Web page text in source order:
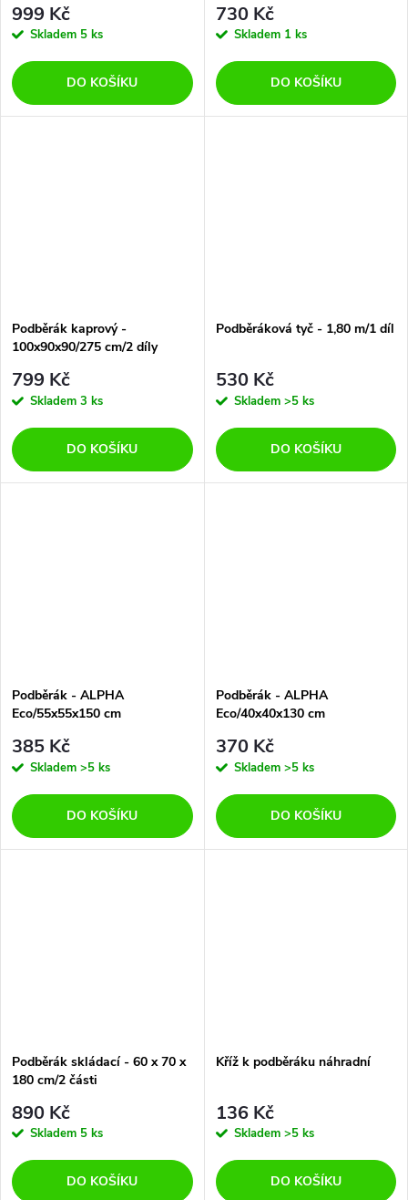
999 Kč
Skladem 5 ks
DO KOŠÍKU
730 Kč
Skladem 1 ks
DO KOŠÍKU
Podběrák kaprový -
100x90x90/275 cm/2 díly
799 Kč
Skladem 3 ks
DO KOŠÍKU
Podběráková tyč - 1,80 m/1 díl
530 Kč
Skladem >5 ks
DO KOŠÍKU
Podběrák - ALPHA
Eco/55x55x150 cm
385 Kč
Skladem >5 ks
DO KOŠÍKU
Podběrák - ALPHA
Eco/40x40x130 cm
370 Kč
Skladem >5 ks
DO KOŠÍKU
Podběrák skládací - 60 x 70 x
180 cm/2 části
890 Kč
Skladem 5 ks
DO KOŠÍKU
Kříž k podběráku náhradní
136 Kč
Skladem >5 ks
DO KOŠÍKU